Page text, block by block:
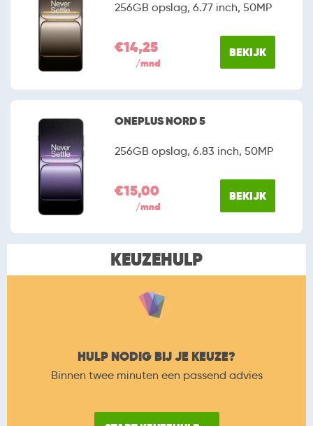
256GB opslag, 6.77 inch, 50MP
€14,25
/mnd
BEKIJK
ONEPLUS NORD 5
256GB opslag, 6.83 inch, 50MP
€15,00
/mnd
BEKIJK
KEUZEHULP
HULP NODIG BIJ JE KEUZE?
Binnen twee minuten een passend advies